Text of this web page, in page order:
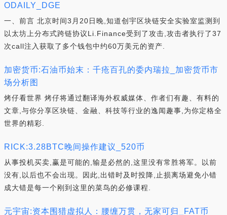
ODAILY_DGE
一、前言 北京时间3月20日晚,知道创宇区块链安全实验室监测到
以太坊上分布式跨链协议Li.Finance受到了攻击,攻击者执行了37
次call注入获取了多个钱包中约60万美元的资产.
加密货币:石油币始末：千疮百孔的委内瑞拉_加密货币市
场分析图
烤仔看世界 烤仔将通过翻译海外权威媒体、作者们有趣、有料的
文章,与你分享区块链、金融、科技等行业的逸闻趣事,为你定格全
世界的精彩.
RICK:3.28BTC晚间操作建议_520币
从事投机买卖,赢是可能的,输是必然的,这里没有常胜将军。以前
没有,以后也不会出现。因此,出错时及时投降,止损离场避免小错
成大错是每一个刚到这里的菜鸟的必修课程.
元宇宙:资本围猎虚拟人：腰缠万贯，无家可归_FAT币